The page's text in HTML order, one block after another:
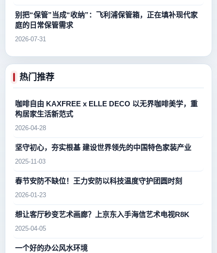
别把“保管”当成“收纳”：飞利浦保管箱，正在填补现代家
庭的日常保管需求
2026-07-31
热门推荐
咖啡自由 KAXFREE x ELLE DECO 以无界咖啡美学，重
构居家生活新范式
2026-04-28
坚守初心，夯实根基 建设世界领先的中国特色家装产业
2025-11-03
春节安防不缺位！王力安防以科技温度守护团圆时刻
2026-01-23
想让客厅秒变艺术画廊？上京东入手海信艺术电视R8K
2025-04-05
一个好的办公风水环境